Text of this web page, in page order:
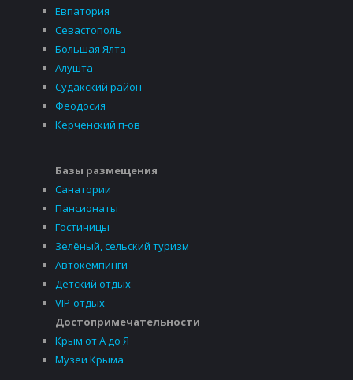
Евпатория
Севастополь
Большая Ялта
Алушта
Судакский район
Феодосия
Керченский п-ов
Базы размещения
Санатории
Пансионаты
Гостиницы
Зелёный, сельский туризм
Автокемпинги
Детский отдых
VIP-отдых
Достопримечательности
Крым от А до Я
Музеи Крыма